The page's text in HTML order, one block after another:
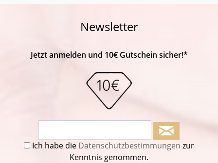
Newsletter
Jetzt anmelden und 10€ Gutschein sicher!*
Ich habe die Datenschutzbestimmungen zur
Kenntnis genommen.